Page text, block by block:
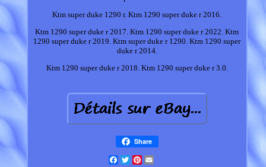
Ktm super duke 1290 r. Ktm 1290 super duke r 2016.
Ktm 1290 super duke r 2017. Ktm 1290 super duke r 2022. Ktm
1290 super duke r 2019. Ktm super duke r 1290. Ktm 1290 super
duke r 2014.
Ktm 1290 super duke r 2018. Ktm 1290 super duke r 3.0.
Share
Facebook
TwitterPinterest